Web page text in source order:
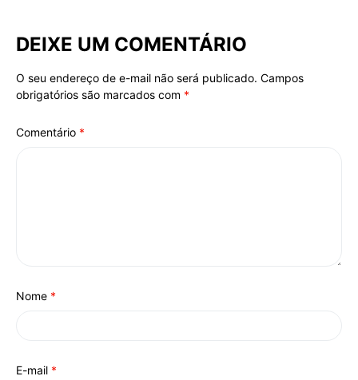
DEIXE UM COMENTÁRIO
O seu endereço de e-mail não será publicado. Campos
obrigatórios são marcados com *
Comentário *
Nome *
E-mail *
Alternative: